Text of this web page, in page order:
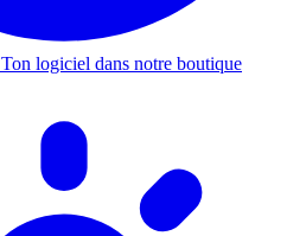
Ton logiciel dans notre boutique